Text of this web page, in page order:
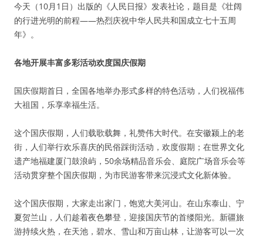
今天（10月1日）出版的《人民日报》发表社论，题目是《壮阔
的行进光明的前程——热烈庆祝中华人民共和国成立七十五周
年》。
各地开展丰富多彩活动欢度国庆假期
国庆假期首日，全国各地举办形式多样的特色活动，人们祝福伟
大祖国，乐享幸福生活。
这个国庆假期，人们载歌载舞，礼赞伟大时代。在安徽颍上的老
街，人们举行欢乐喜庆的民俗踩街活动，欢度假期；在世界文化
遗产地福建厦门鼓浪屿，50余场精品音乐会、庭院广场音乐会等
活动贯穿整个国庆假期，为市民游客带来沉浸式文化新体验。
这个国庆假期，大家走出家门，饱览大美河山。在山东泰山、宁
夏贺兰山，人们趁着夜色攀登，迎接国庆节的首缕阳光。新疆旅
游持续火热，在天池，碧水、雪山和万亩山林，让游客可以一次